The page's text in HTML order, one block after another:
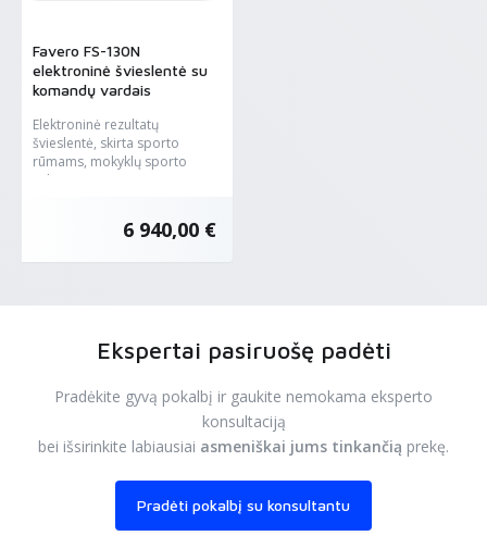
Favero FS-130N
elektroninė švieslentė su
komandų vardais
Elektroninė rezultatų
švieslentė, skirta sporto
rūmams, mokyklų sporto
salėms, ar...
6 940,00 €
Ekspertai pasiruošę padėti
Pradėkite gyvą pokalbį ir gaukite nemokama eksperto
konsultaciją
bei išsirinkite labiausiai asmeniškai jums tinkančią prekę.
Pradėti pokalbį su konsultantu